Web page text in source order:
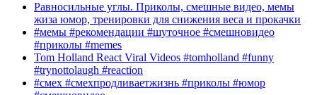
Равносильные углы. Приколы, смешные видео, мемы
жиза юмор, тренировки для снижения веса и прокачки
#мемы #рекомендации #шуточное #смешновидео
#приколы #memes
Tom Holland React Viral Videos #tomholland #funny
#trynottolaugh #reaction
#смех #смехпродливаетжизнь #приколы #юмор